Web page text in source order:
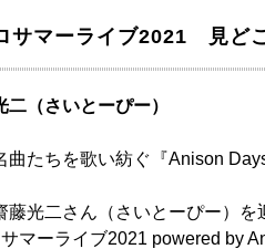
サマーライブ2021 見ど
（さいとーぴー）
たちを歌い紡ぐ『Anison Days
光二さん（さいとーぴー）
マーライブ2021 powered by